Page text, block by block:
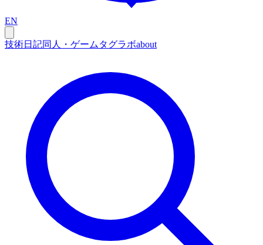
EN
技術日記同人・ゲーム タグラボabout